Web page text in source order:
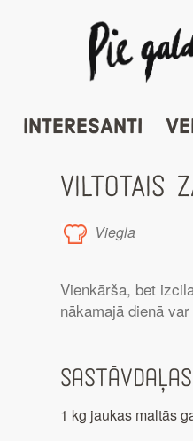
INTERESANTI
VILTOTAIS
Viegla
Vienkārša, bet
nākamajā dienā
Sastāvdaļas
1 kg jaukas maltās